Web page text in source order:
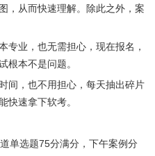
，从而快速理解。除此之外，案
专业，也无需担心，现在报名，
根本不是问题。
间，也不用担心，每天抽出碎片
快速拿下软考。
单选题75分满分，下午案例分